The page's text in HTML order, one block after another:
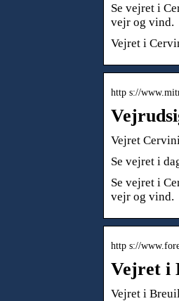
Se vejret i
vejr og vind.
Vejret i
http s://
Vejret
Se vejret i
Se vejret i
vejr og vind.
http s://
Vejret i
Vejret i